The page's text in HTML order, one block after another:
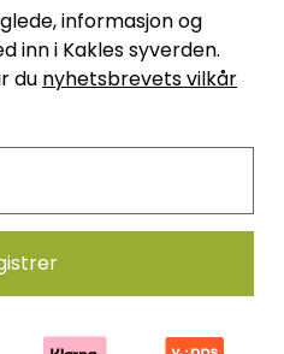
informasjon og
inn i Kakles syverden.
du nyhetsbrevets vilkår